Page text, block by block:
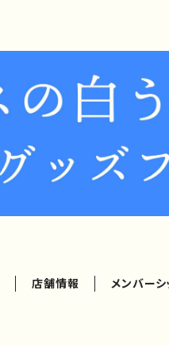
店舗情報 メンバーシ